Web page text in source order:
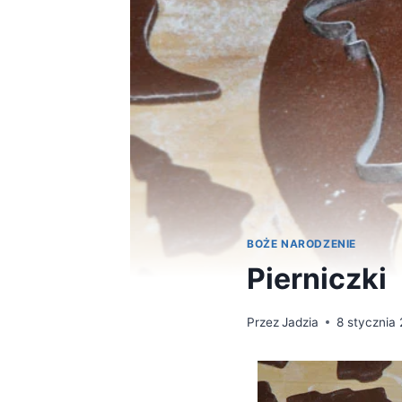
BOŻE NARODZENIE
Pierniczki
PrzezJadzia 8 stycznia